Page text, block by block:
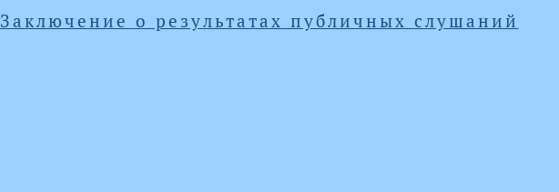
Заключение о результатах публичных слушаний